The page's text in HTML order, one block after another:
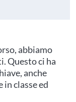
abbiamo
Questo ci ha
anche
classe ed